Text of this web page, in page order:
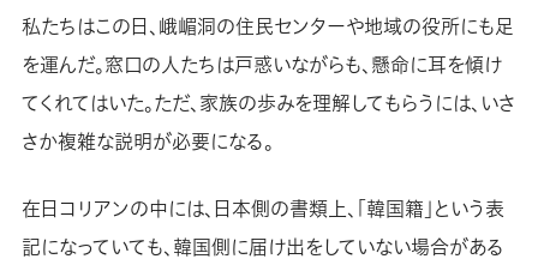
私たちはこの日、峨嵋洞の住民センターや地域の役所にも足
を運んだ。窓口の人たちは戸惑いながらも、懸命に耳を傾け
てくれてはいた。ただ、家族の歩みを理解してもらうには、いさ
さか複雑な説明が必要になる。
在日コリアンの中には、日本側の書類上、「韓国籍」という表
記になっていても、韓国側に届け出をしていない場合がある